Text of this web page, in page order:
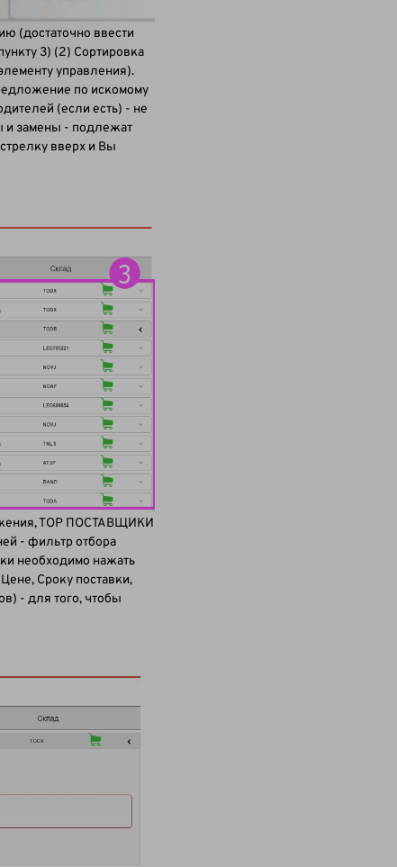
(достаточно ввести
3) (2) Сортировка
управления).
по искомому
(если есть) - не
и замены - подлежат
вверх и Вы
ТОP ПОСТАВЩИКИ
- фильтр отбора
необходимо нажать
Сроку поставки,
- для того, чтобы